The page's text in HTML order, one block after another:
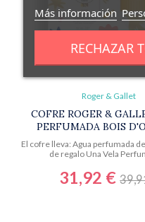
Roger & Gallet
COFRE ROGER &
PERFUMADA BOIS
El cofre lleva: Agua perfumada
de regalo Una Vela
31,92 €
Más información
RECHAZAR